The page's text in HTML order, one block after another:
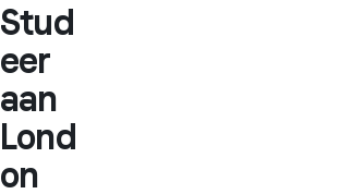
Stud
eer
aan
Lond
on